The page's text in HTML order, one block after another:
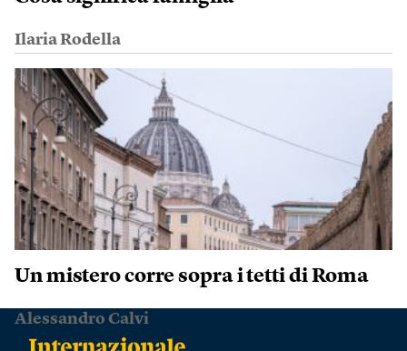
Ilaria Rodella
Un mistero corre sopra i tetti di Roma
Alessandro Calvi